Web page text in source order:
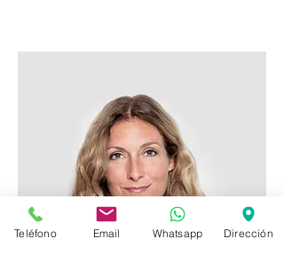
Teléfono Email Whatsapp Dirección